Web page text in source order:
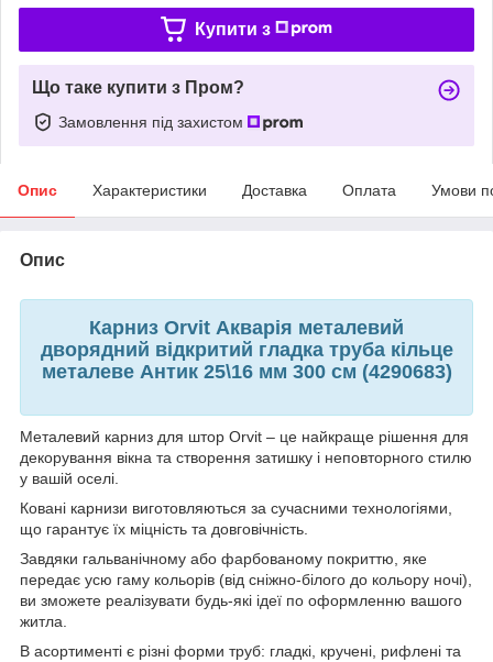
Купити з
Що таке купити з Пром?
Замовлення під захистом
Опис Характеристики Доставка Оплата Умови
Опис
Карниз Orvit Акварія металевий
дворядний відкритий гладка труба кільце
металеве Антик 25\16 мм 300 см (4290683)
Металевий карниз для штор Orvit – це найкраще рішення для
декорування вікна та створення затишку і неповторного стилю
у вашій оселі.
Ковані карнизи виготовляються за сучасними технологіями,
що гарантує їх міцність та довговічність.
Завдяки гальванічному або фарбованому покриттю, яке
передає усю гаму кольорів (від сніжно-білого до кольору ночі),
ви зможете реалізувати будь-які ідеї по оформленню вашого
житла.
В асортименті є різні форми труб: гладкі, кручені, рифлені та